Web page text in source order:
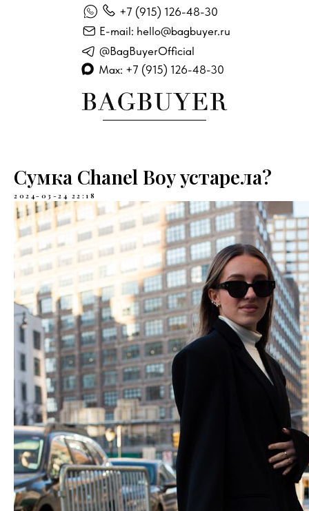
E-mail: hello@bagbuyer.ru
+7 (915) 126-48-30
@BagBuyerOfficial
Max: +7 (915) 126-48-30
Сумка Chanel Boy устарела?
2024-03-24 22:18